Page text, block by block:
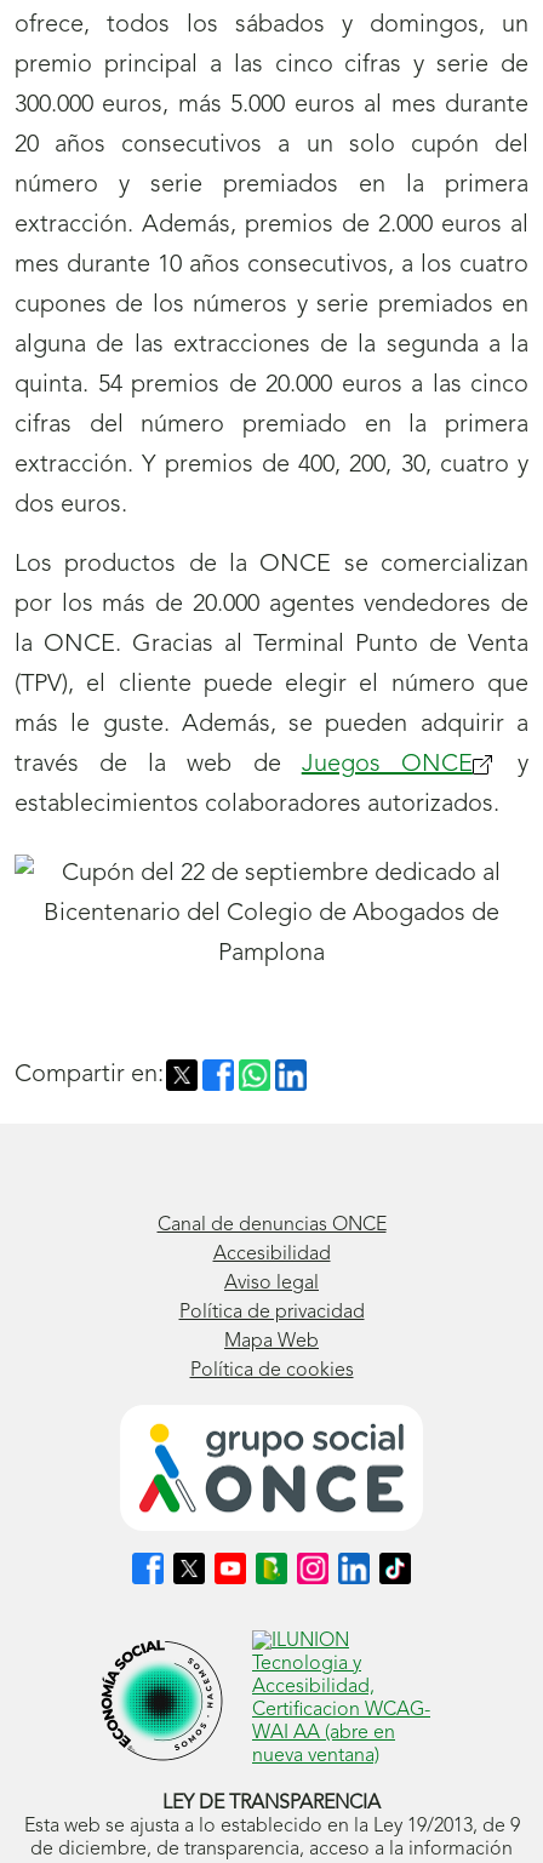
ofrece, todos los sábados y domingos, un
premio principal a las cinco cifras y serie de
300.000 euros, más 5.000 euros al mes durante
20 años consecutivos a un solo cupón del
número y serie premiados en la primera
extracción. Además, premios de 2.000 euros al
mes durante 10 años consecutivos, a los cuatro
cupones de los números y serie premiados en
alguna de las extracciones de la segunda a la
quinta. 54 premios de 20.000 euros a las cinco
cifras del número premiado en la primera
extracción. Y premios de 400, 200, 30, cuatro y
dos euros.
Los productos de la ONCE se comercializan
por los más de 20.000 agentes vendedores de
la ONCE. Gracias al Terminal Punto de Venta
(TPV), el cliente puede elegir el número que
más le guste. Además, se pueden adquirir a
través de la web de Juegos ONCE
y
establecimientos colaboradores autorizados.
Compartir en:
Canal de denuncias ONCE
Accesibilidad
Aviso legal
Política de privacidad
Mapa Web
Política de cookies
Síguenos
en
abrirá
en
ventana
nueva)
Síguenos
en
abrirá
en
ventana
nueva)
Síguenos
en
abrirá
en
ventana
nueva)
Síguenos
en
Blog
ONCE
(se
abrirá
en
ventana
nueva)
Síguenos
en
(se
abrirá
en
ventana
nueva)
Síguenos
en
(se
abrirá
en
ventana
nueva)
Síguenos
en
ventana
nueva)
LEY DE TRANSPARENCIA
Esta web se ajusta a lo establecido en la Ley 19/2013, de 9
de diciembre, de transparencia, acceso a la información